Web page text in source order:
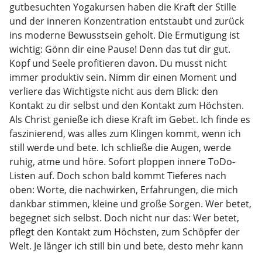
gutbesuchten Yogakursen haben die Kraft der Stille
und der inneren Konzentration entstaubt und zurück
ins moderne Bewusstsein geholt. Die Ermutigung ist
wichtig: Gönn dir eine Pause! Denn das tut dir gut.
Kopf und Seele profitieren davon. Du musst nicht
immer produktiv sein. Nimm dir einen Moment und
verliere das Wichtigste nicht aus dem Blick: den
Kontakt zu dir selbst und den Kontakt zum Höchsten.
Als Christ genieße ich diese Kraft im Gebet. Ich finde es
faszinierend, was alles zum Klingen kommt, wenn ich
still werde und bete. Ich schließe die Augen, werde
ruhig, atme und höre. Sofort ploppen innere ToDo-
Listen auf. Doch schon bald kommt Tieferes nach
oben: Worte, die nachwirken, Erfahrungen, die mich
dankbar stimmen, kleine und große Sorgen. Wer betet,
begegnet sich selbst. Doch nicht nur das: Wer betet,
pflegt den Kontakt zum Höchsten, zum Schöpfer der
Welt. Je länger ich still bin und bete, desto mehr kann